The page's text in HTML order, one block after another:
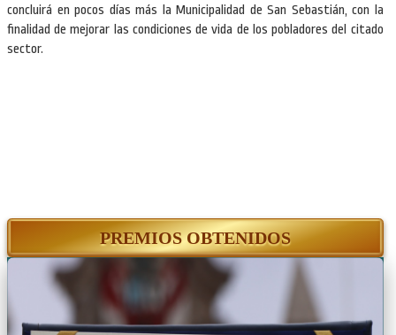
concluirá en pocos días más la Municipalidad de San Sebastián, con la
finalidad de mejorar las condiciones de vida de los pobladores del citado
sector.
PREMIOS OBTENIDOS